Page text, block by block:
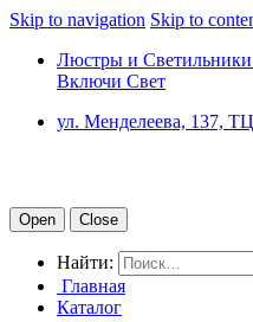
Skip to navigation Skip to
Люстры и
Включи Свет
ул. Менделеева, 137,
Open Close
Найти:
Главная
Каталог